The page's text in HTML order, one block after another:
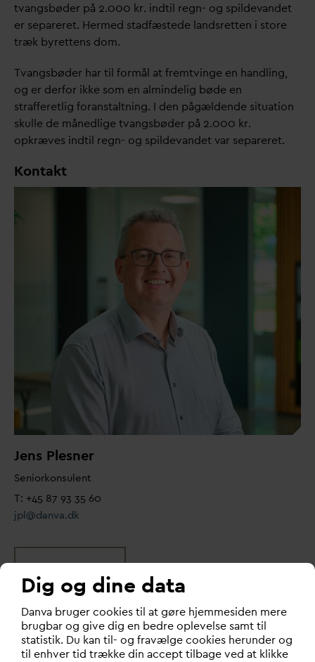
tvangsbøder på 2.000 kr. indtil regn- og spildevandet
er separeret. Hermed stadfæstede landsretten i store
træk byrettens dom.
Tvangsbøder har til formål at fremtvinge en handling,
og er derfor ikke som en almindelig bøde en
strafferetlig foranstaltning. I den pågældende situation
skulle de månedlige tvangsbøder på 2.000 kr.
opkræves indtil regn- og spildevandet var separeret.
Kontakt
Jens Plesner
Seniorkonsulent
T: +45 87 93 35 60
jpl@danva.dk
LOVGIVNING
Læs også:
Dig og dine data
Danva bruger cookies til at gøre hjemmesiden mere
brugbar og give dig en bedre oplevelse samt til
statistik. Du kan til- og fravælge cookies herunder og
til enhver tid trække din accept tilbage ved at klikke